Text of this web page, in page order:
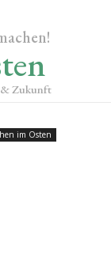
Zukunft
im Osten